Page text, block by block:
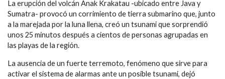
La erupción del volcán Anak Krakatau -ubicado entre Java y
Sumatra- provocó un corrimiento de tierra submarino que, junto
a la marejada por la luna llena, creó un tsunami que sorprendió
unos 25 minutos después a cientos de personas agrupadas en
las playas de la región.
La ausencia de un fuerte terremoto, fenómeno que sirve para
activar el sistema de alarmas ante un posible tsunami, dejó